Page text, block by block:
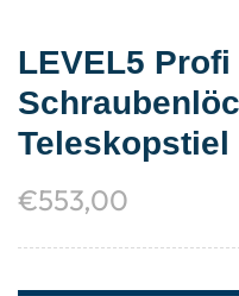
LEVEL5
Teleskopstiel
€553,00